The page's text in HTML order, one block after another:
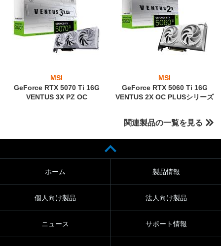
MSI
GeForce RTX 5070 Ti 16G
VENTUS 3X PZ OC
MSI
GeForce RTX 5060 Ti 16G
VENTUS 2X OC PLUSシリーズ
関連製品の一覧を見る
ホーム 製品情報
個人向け製品 法人向け製品
ニュース サポート情報